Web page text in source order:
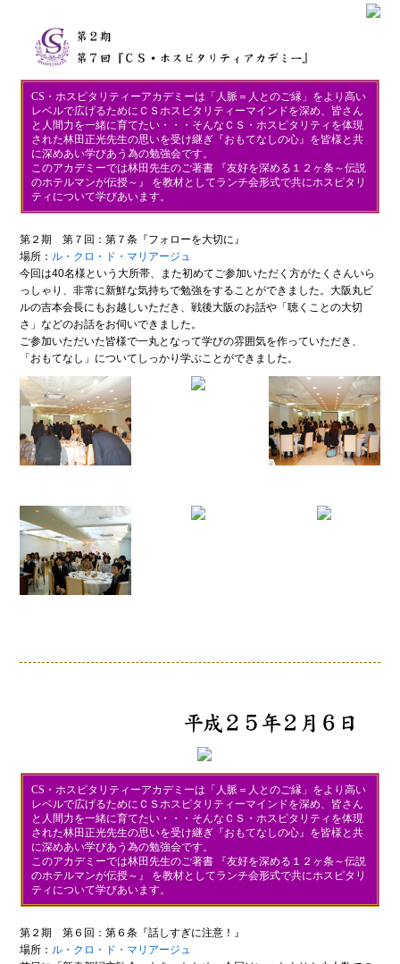
CS・ホスピタリティーアカデミーは「人脈＝人とのご縁」をより高い
レベルで広げるためにＣＳホスピタリティーマインドを深め、皆さん
と人間力を一緒に育てたい・・・そんなＣＳ・ホスピタリティを体現
された林田正光先生の思いを受け継ぎ『おもてなしの心』を皆様と共
に深めあい学びあう為の勉強会です。
このアカデミーでは林田先生のご著書 『友好を深める１２ヶ条～伝説
のホテルマンが伝授～』 を教材としてランチ会形式で共にホスピタリ
ティについて学びあいます。
第２期 第７回：第７条『フォローを大切に』
場所： ル・クロ・ド・マリアージュ
今回は40名様という大所帯、また初めてご参加いただく方がたくさんいら
っしゃり、非常に新鮮な気持ちで勉強をすることができました。大阪丸ビ
ルの吉本会長にもお越しいただき、戦後大阪のお話や「聴くことの大切
さ」などのお話をお伺いできました。
ご参加いただいた皆様で一丸となって学びの雰囲気を作っていただき、
「おもてなし」についてしっかり学ぶことができました。
CS・ホスピタリティーアカデミーは「人脈＝人とのご縁」をより高い
レベルで広げるためにＣＳホスピタリティーマインドを深め、皆さん
と人間力を一緒に育てたい・・・そんなＣＳ・ホスピタリティを体現
された林田正光先生の思いを受け継ぎ『おもてなしの心』を皆様と共
に深めあい学びあう為の勉強会です。
このアカデミーでは林田先生のご著書 『友好を深める１２ヶ条～伝説
のホテルマンが伝授～』 を教材としてランチ会形式で共にホスピタリ
ティについて学びあいます。
第２期 第６回：第６条『話しすぎに注意！』
場所： ル・クロ・ド・マリアージュ